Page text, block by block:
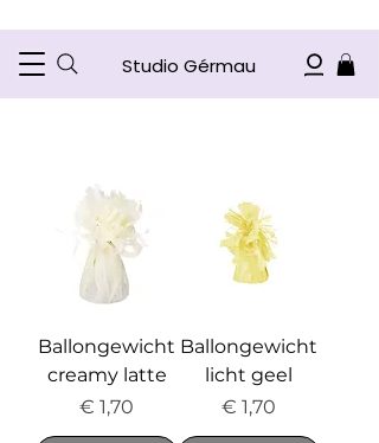
Studio Gérmau
Ballongewicht
creamy latte
Prijs
€ 1,70
Ballongewicht
licht geel
Prijs
€ 1,70